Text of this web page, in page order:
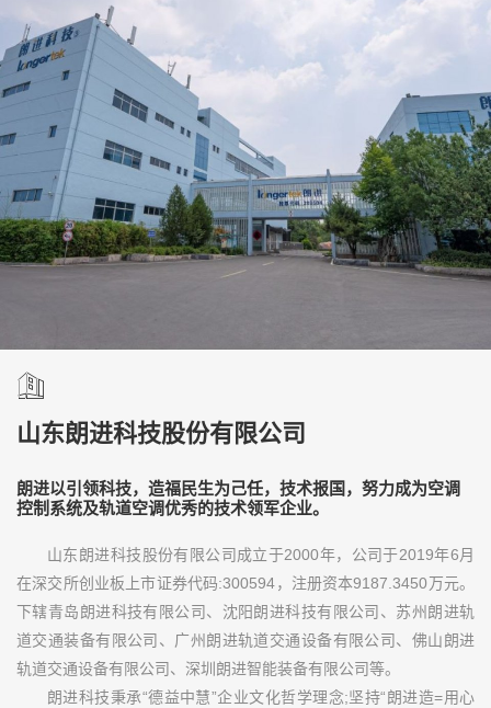
山东朗进科技股份有限公司
朗进以引领科技，造福民生为己任，技术报国，努力成为空调
控制系统及轨道空调优秀的技术领军企业。
山东朗进科技股份有限公司成立于2000年，公司于2019年6月
在深交所创业板上市证券代码:300594，注册资本9187.3450万元。
下辖青岛朗进科技有限公司、沈阳朗进科技有限公司、苏州朗进轨
道交通装备有限公司、广州朗进轨道交通设备有限公司、佛山朗进
轨道交通设备有限公司、深圳朗进智能装备有限公司等。
朗进科技秉承“德益中慧”企业文化哲学理念;坚持“朗进造=用心